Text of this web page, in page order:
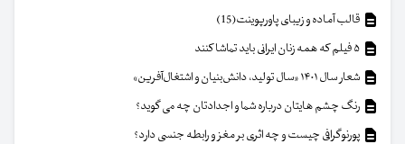
قالب آماده و زیبای پاورپوینت(15)
شعار سال ۱۴۰۱ «سال تولید، دانش‌بنیان و اشتغال‌آفرین»
رنگ چشم هایتان درباره شما و اجدادتان چه می گوید؟
پورنوگرافی چیست و چه اثری بر مغز و رابطه جنسی دارد؟